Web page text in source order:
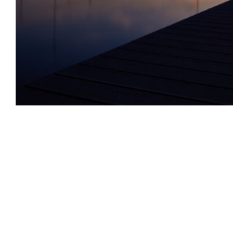
Mainflinger Badesee